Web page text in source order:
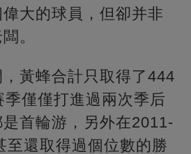
大的球員，但卻并非
。
黃蜂合計只取得了444
僅僅打進過兩次季后
首輪游，另外在2011-
至還取得過個位數的勝